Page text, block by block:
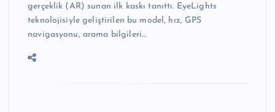
gerçeklik (AR) sunan ilk kaskı tanıttı. EyeLights
teknolojisiyle geliştirilen bu model, hız, GPS
navigasyonu, arama bilgileri…